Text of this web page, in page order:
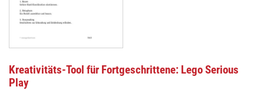
Kreativitäts-Tool für Fortgeschrittene: Lego Serious
Play